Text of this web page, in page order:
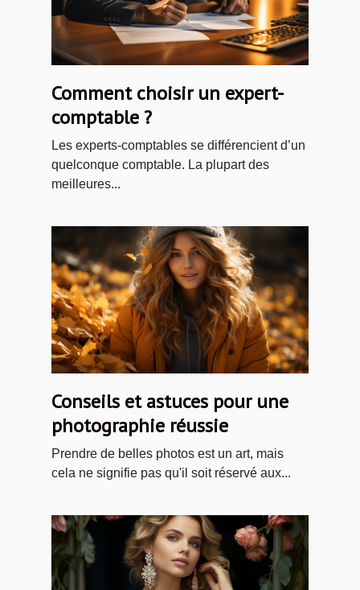
Comment choisir un expert-
comptable ?
Les experts-comptables se différencient d’un
quelconque comptable. La plupart des
meilleures...
Conseils et astuces pour une
photographie réussie
Prendre de belles photos est un art, mais
cela ne signifie pas qu'il soit réservé aux...